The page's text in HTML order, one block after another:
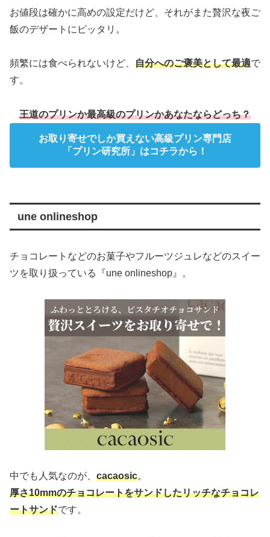
お値段は確かに高めの設定だけど、それがまた贅沢な夜ご
飯のデザートにピッタリ。
頻繁には食べられないけど、 自分へのご褒美として最適で
す。
王道のプリンか最高級のプリンかあなたならどっち？
お取り寄せでしか買えない高級プリン専門店
「プリン研究所」はコチラから！
une onlineshop
チョコレートなどのお菓子やフルーツジュレなどのスイー
ツを取り扱っている『une onlineshop』。
中でも人気なのが、 cacaosic。
厚さ10mmのチョコレートをサンドしたリッチなチョコレ
ートサンドです。